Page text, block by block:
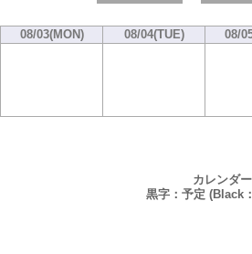
08/03(MON) 08/04(TUE) 08/
カレンダ
黒字：予定